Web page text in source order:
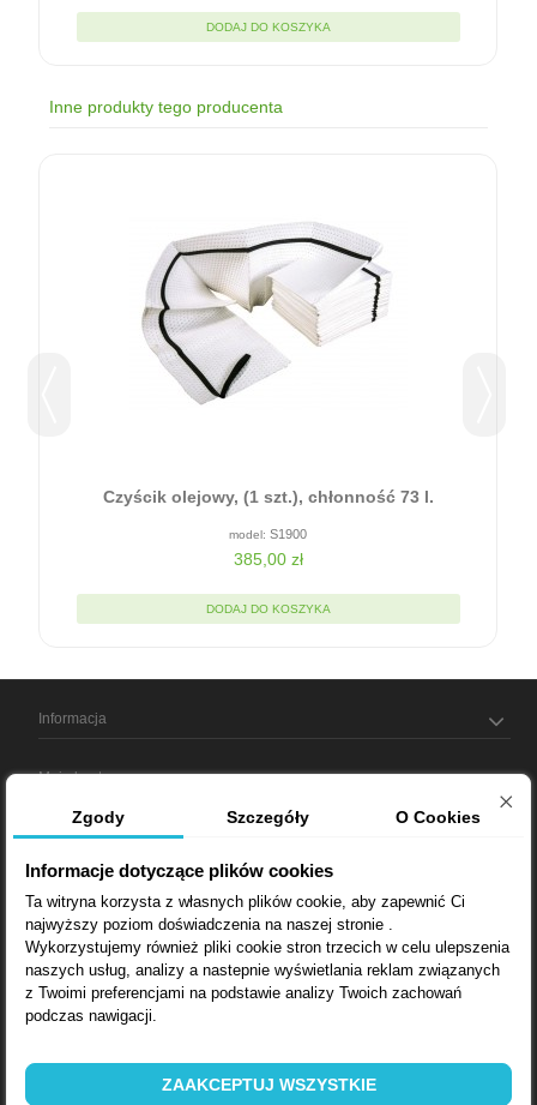
DODAJ DO KOSZYKA
Inne produkty tego producenta
Czyścik olejowy, (1 szt.), chłonność 73 l.
S1900
385,00 zł
DODAJ DO KOSZYKA
Informacja
Moje konto
Informacja o sklepie
Bądź na bieżąco
Dostarczamy:
Lubin, Wrocław, Opole, Wałbrzych, Bytom, Gliwice, Poznań, Zielona
Zgody Szczegóły O Cookies
Informacje dotyczące plików cookies
Ta witryna korzysta z własnych plików cookie, aby zapewnić Ci
najwyższy poziom doświadczenia na naszej stronie .
Wykorzystujemy również pliki cookie stron trzecich w celu ulepszenia
naszych usług, analizy a nastepnie wyświetlania reklam związanych
z Twoimi preferencjami na podstawie analizy Twoich zachowań
podczas nawigacji.
ZAAKCEPTUJ WSZYSTKIE